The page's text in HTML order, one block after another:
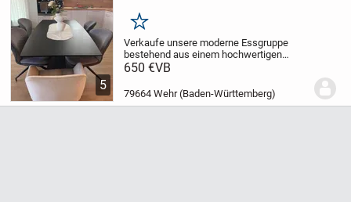
5
Merken
Verkaufe unsere moderne Essgruppe
bestehend aus einem hochwertigen
ausziehbaren Esstisch mit 6 gepolsterten
ca. 160 × 90 × 76 cm* Ausgezogen: ca.
650 €VB
79664 Wehr (Baden-Württemberg)